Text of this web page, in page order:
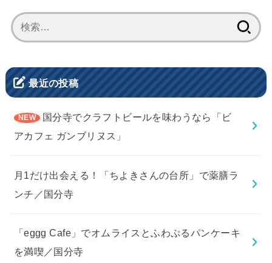
索:
最近の投稿
国分寺でクラフトビールを味わうなら「ビ
アカフェ ガンブリヌス」
月1だけ出会える！「ちよきさんの台所」で薬膳ラ
ンチ／国分寺
「eggg Cafe」でオムライスとふわぷるパンケーキ
を満喫／国分寺